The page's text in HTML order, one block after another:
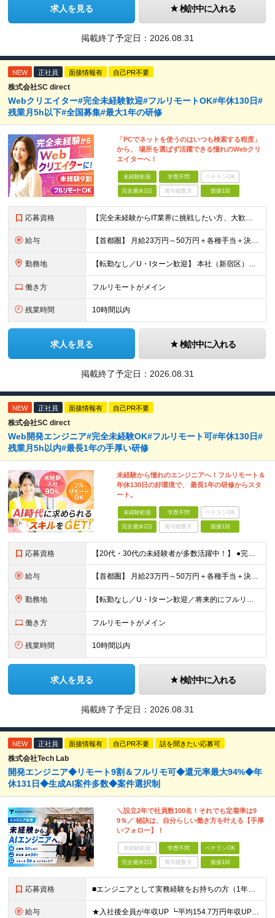
求人を見る 検討中に入れる
掲載終了予定日： 2026.08.31
NEW 正社員 面接情報有 自己PR不要
株式会社SC direct
Webクリエイター#完全未経験歓迎#フルリモートOK#年休130日#
残業月5h以下#全国募集#最大1年の研修
「PCでネットを使うのはいつも検索する程度」
から、 場所を選ばず活躍できる憧れのWebクリ
エイターへ！
未経験歓迎 学歴不問 ベテランOK
完全週休2日 賞与複数月 面接1回
応募資格 【完全未経験からIT業界に挑戦したい方、大歓迎！】 ●応募年齢制限：34歳まで（若年層の長期キャリア形成を図るため） ★学歴不問・転職回数不問 ★第二新卒・社会人デビューOK 【こんな方を求めていま
給与 【首都圏】 月給23万円～50万円＋各種手当＋決算賞与 【大阪】 月給22万円～50万円＋各種手当＋決算賞与 【愛知】 月給21.5万円～50万円＋各種手当＋決算賞与 【福岡・宮城】 月給20万
勤務地 【転勤なし／U・Iターン歓迎】 本社（新宿区）、大阪支店、名古屋支店または東京都・神奈川県・千葉県・埼玉県・愛知県・大阪府・福岡県をはじめ、全国のプロジェクト先 ※ご希望を最大限考慮して配属先を決定
働き方 フルリモートがメイン
残業時間 10時間以内
求人を見る 検討中に入れる
掲載終了予定日： 2026.08.31
NEW 正社員 面接情報有 自己PR不要
株式会社SC direct
Web開発エンジニア#完全未経験OK#フルリモート可#年休130日#
残業月5h以内#最長1年の手厚い研修
未経験から憧れのエンジニアへ！フルリモート＆
年休130日の好環境で、 最長1年の研修からスタ
ート。
未経験歓迎 学歴不問 ベテランOK
完全週休2日 賞与複数月 面接1回
応募資格 【20代・30代の未経験者が多数活躍中！】 ●完全未経験、第二新卒、既卒、フリーターの方大歓迎！ ●学歴・職歴・転職回数・ブランク一切不問 ※34歳までの方（若年層の長期キャリア形成を図るため） ★
給与 【首都圏】 月給23万円～50万円＋各種手当＋決算賞与 【大阪】 月給22万円～50万円＋各種手当＋決算賞与 【愛知】 月給21.5万円～50万円＋各種手当＋決算賞与 【福岡・宮城】 月給20万
勤務地 【転勤なし／U・Iターン歓迎／将来的にフルリモートOK】 本社（新宿区）、大阪支店、名古屋支店または東京都・神奈川県・千葉県・埼玉県・愛知県・大阪府・福岡県をはじめ、全国のプロジェクト先 ※ご希望を
働き方 フルリモートがメイン
残業時間 10時間以内
求人を見る 検討中に入れる
掲載終了予定日： 2026.08.31
NEW 正社員 面接情報有 自己PR不要 話を聞きたい応募可
株式会社Tech Lab
開発エンジニア◆リモート9割＆フルリモ可◆還元率最大94%◆年
休131日◆生成AI案件多数◆案件選択制
＼設立2年で社員数100名！それでも定着率は9
9％／ 秘訣は、自分らしい働き方を叶える【手厚
いフォロー】！
未経験歓迎 学歴不問 ベテランOK
完全週休2日 賞与複数月 面接1回
応募資格 ■エンジニアとして実務経験をお持ちの方（1年以上） ■学歴不問 ■既卒・第二新卒OK ☆Tech Labの事業内容、ビジョンに共感できる⽅はぜひご応募ください！ ☆意欲重視の採用です！ 「経歴に自信
給与 ★入社後全員が年収UP ┗平均154.7万円年収UP！ ┗最大380万円UPの実績も 月給35万円～100万円＋決算賞与＋各種手当 【 給与イメージ 】 ■経験1年以上…月給35万円～＋決算賞与